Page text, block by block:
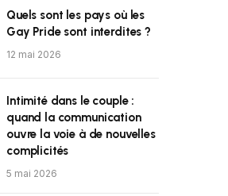
Quels sont les pays où les
Gay Pride sont interdites ?
12 mai 2026
Intimité dans le couple :
quand la communication
ouvre la voie à de nouvelles
complicités
5 mai 2026